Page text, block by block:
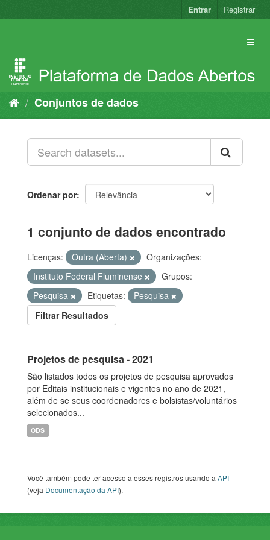
para
Entrar Registrar
Conjuntos de dados
Ordenar por
1 conjunto de dados encontrado
Licenças: Outra (Aberta)
Organizações:
Instituto Federal Fluminense
Grupos:
Pesquisa
Etiquetas:
Pesquisa
Filtrar Resultados
Projetos de pesquisa - 2021
São listados todos os projetos de pesquisa aprovados
por Editais institucionais e vigentes no ano de 2021,
além de se seus coordenadores e bolsistas/voluntários
selecionados...
ODS
Você também pode ter acesso a esses registros usando aAPI
(veja Documentação da API).